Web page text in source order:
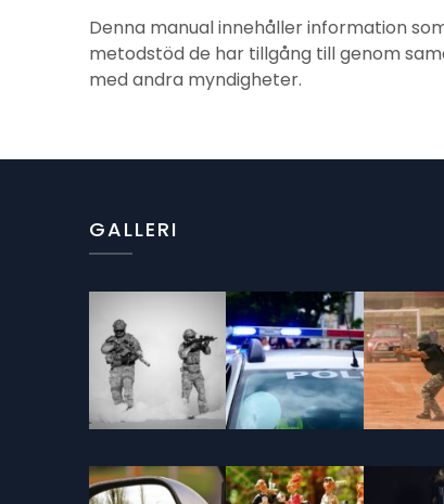
Denna manual innehåller information
metodstöd de har tillgång till genom
med andra myndigheter.
GALLERI